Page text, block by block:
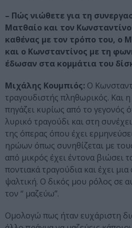
– Πώς νιώθετε για τη
Ματθαίο και τον
καθένας με τον τρόπο του, ο
και ο Κωνσταντίνος με τη
έδωσαν στα κομμάτια του
Μιχάλης Κουμπιός: Ο
τραγουδιστής πληθωρικός. Και
πηγάζει κυρίως από το γεγονός
λυρικό τραγούδι και στη
της όπερας όπου έχει
ηρώων όπως συνηθίζεται με
από μικρός έχει έντονα βιώσει
ποντιακά τραγούδια και έχει
ψαλτική. Ο δικός μου ρόλος σε
τον ‘‘ μαζεύω’’.
Ομολογώ πως ήταν ευχάριστη